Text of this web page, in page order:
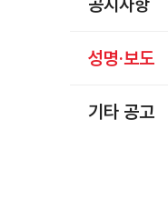
공지사항
성명·보도
기타 공고